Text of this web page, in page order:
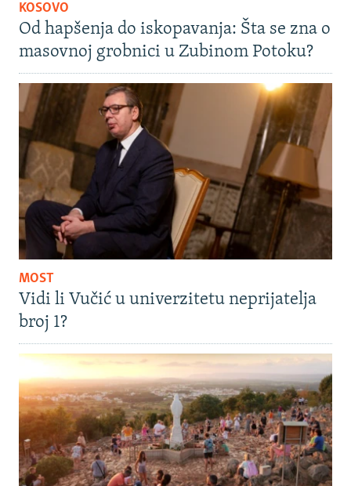
KOSOVO
Od hapšenja do iskopavanja: Šta se zna o
masovnoj grobnici u Zubinom Potoku?
MOST
Vidi li Vučić u univerzitetu neprijatelja
broj 1?